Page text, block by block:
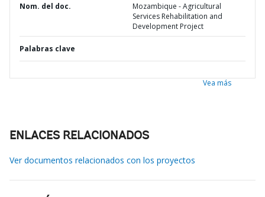
Nom. del doc.
Mozambique - Agricultural
Services Rehabilitation and
Development Project
Palabras clave
Vea más
ENLACES RELACIONADOS
Ver documentos relacionados con los proyectos